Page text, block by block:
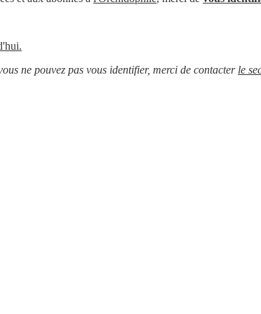
ne pouvez pas vous identifier, merci de contacter le